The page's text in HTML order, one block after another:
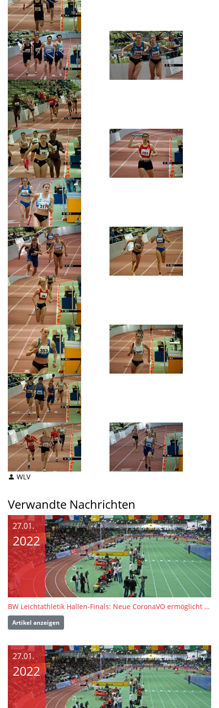
WLV
Verwandte Nachrichten
27.01.
2022
BW Leichtathletik Hallen-Finals: Neue CoronaVO ermöglicht mehr Teilnehmende
Artikel anzeigen
27.01.
2022